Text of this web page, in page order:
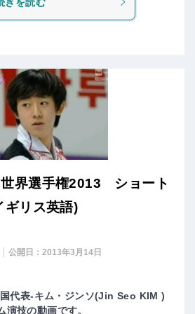
界選手権2013 ショート
リス英語)
公開日： 2013年3月14日
代表-キム・ジンソ(Jin Seo KIM )
演技の動画です。